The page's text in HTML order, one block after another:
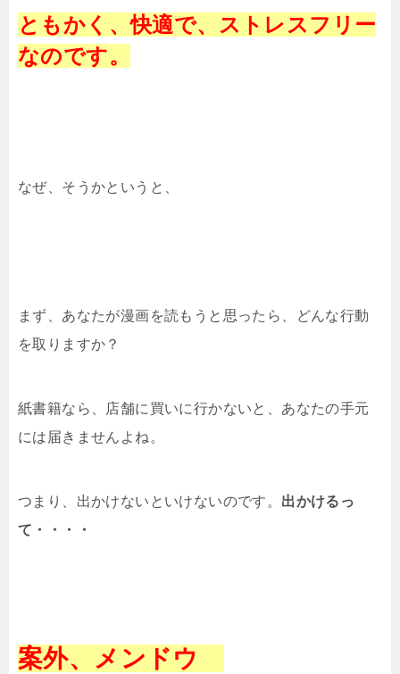
ともかく、快適で、ストレスフリー
なのです。
なぜ、そうかというと、
まず、あなたが漫画を読もうと思ったら、どんな行動
を取りますか？
紙書籍なら、店舗に買いに行かないと、あなたの手元
には届きませんよね。
つまり、出かけないといけないのです。 出かけるっ
て・・・・
案外、メンドウ